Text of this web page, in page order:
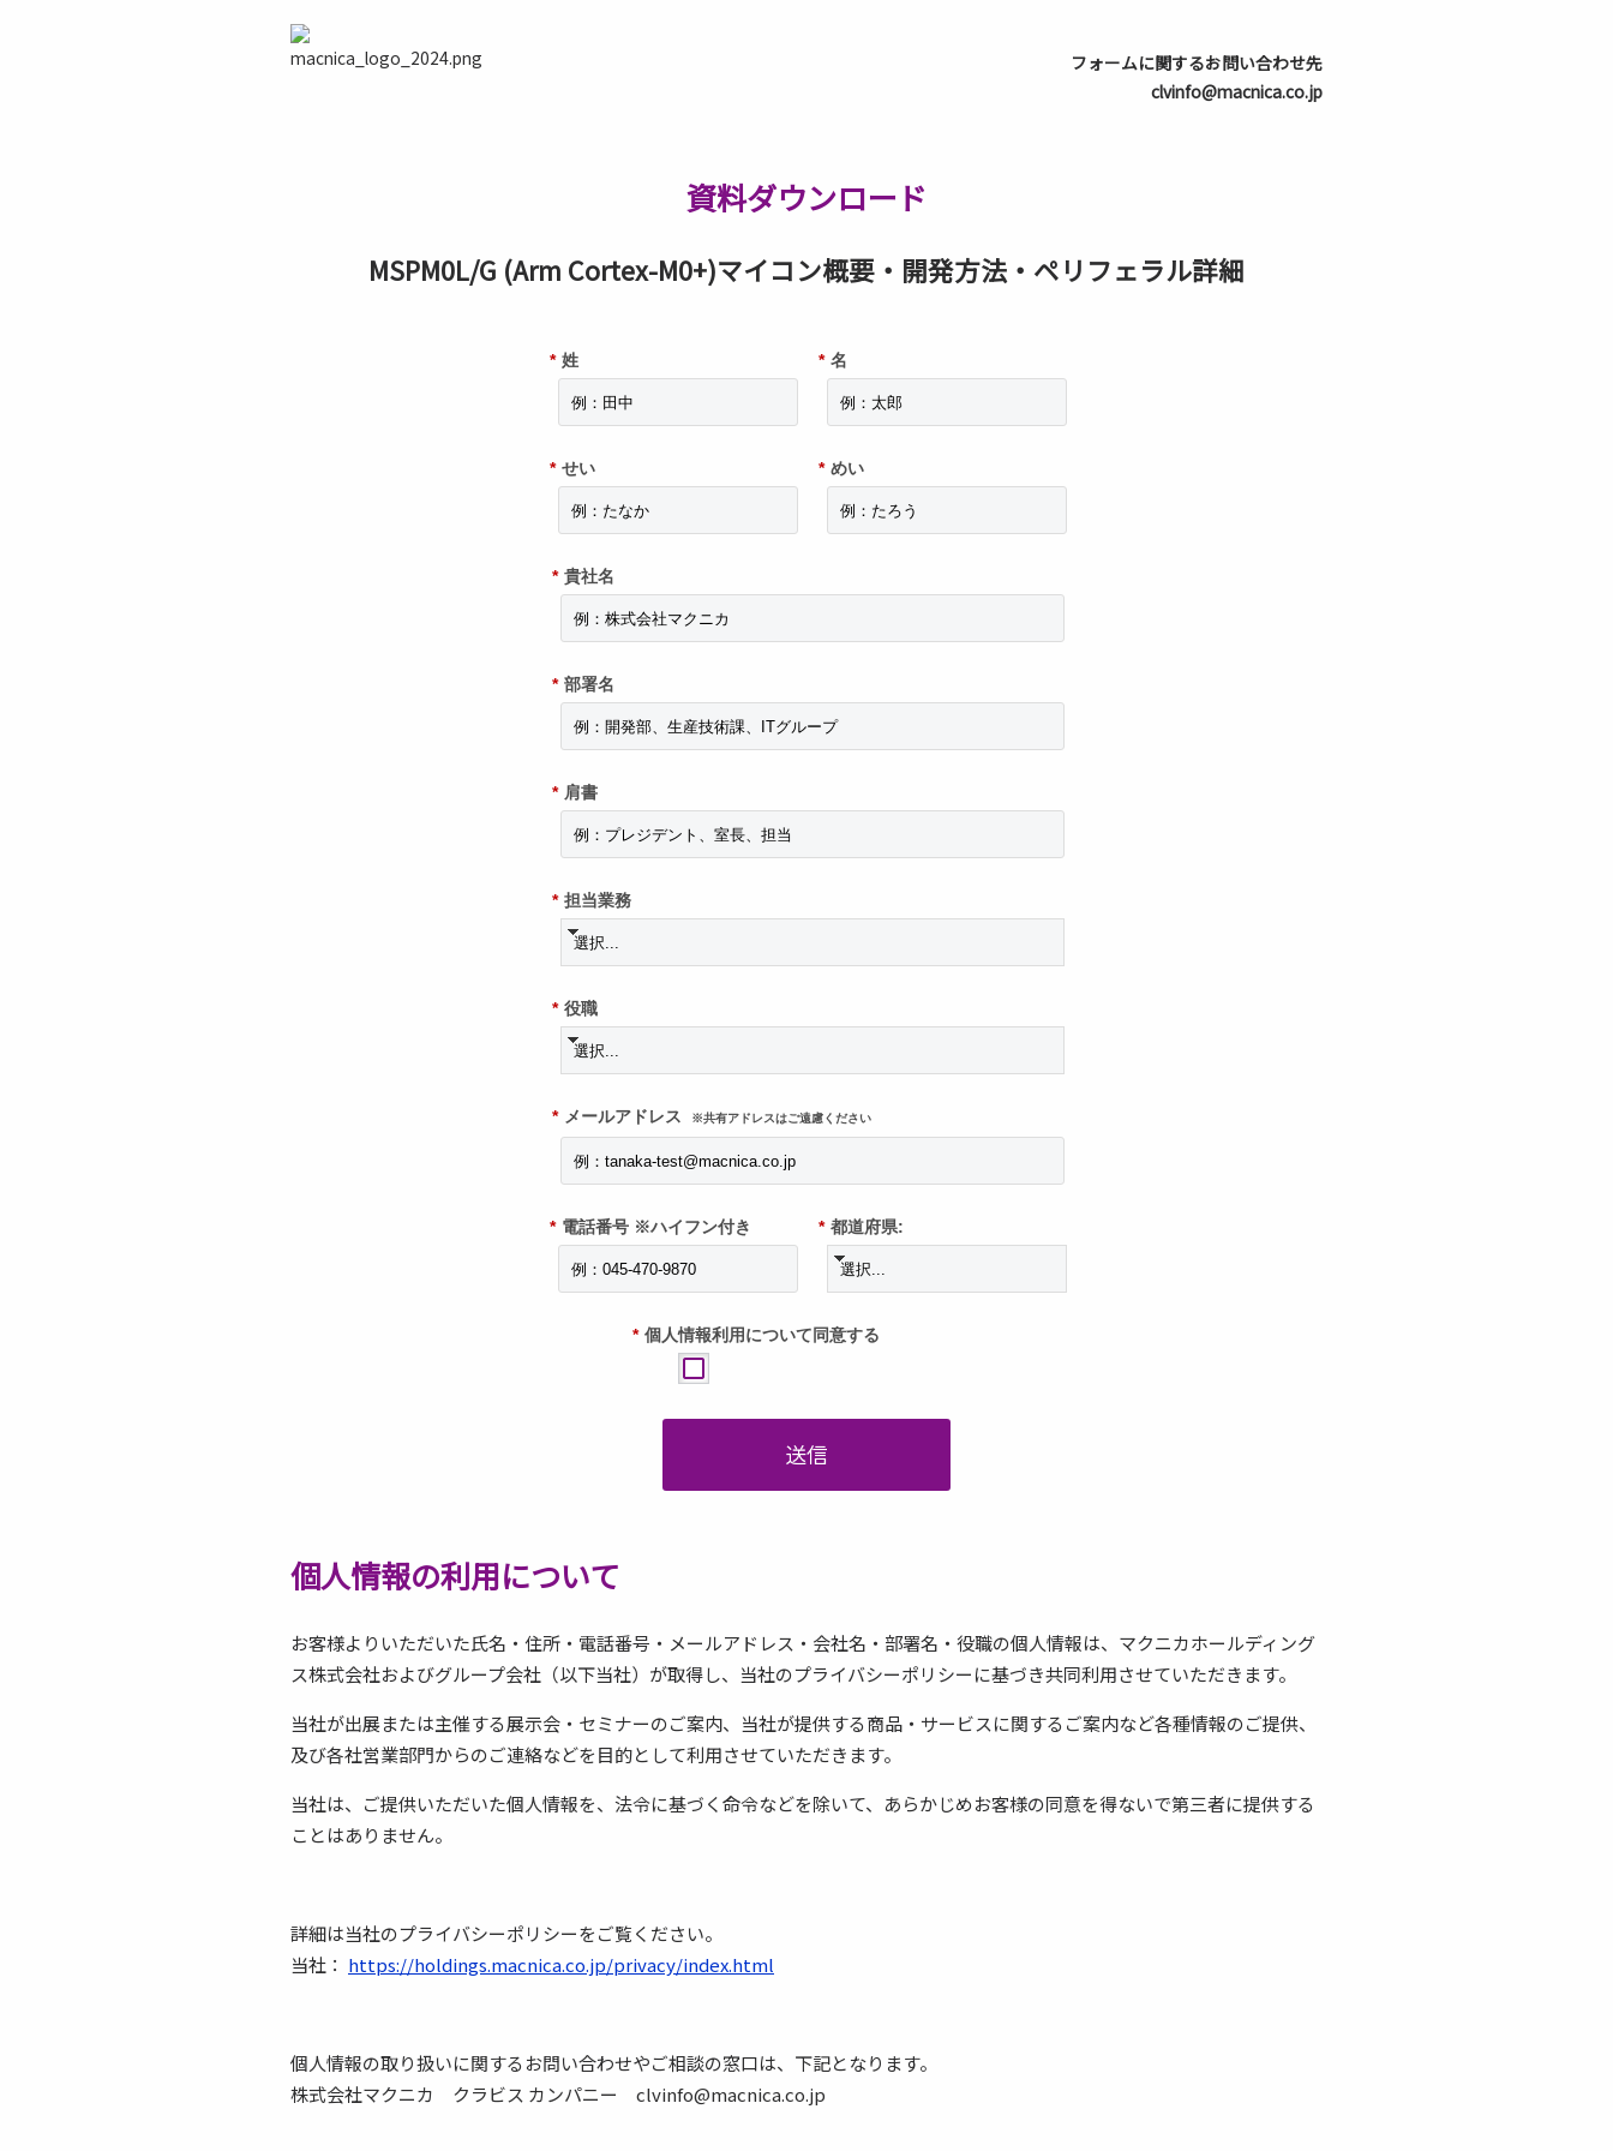
フォームに関するお問い合わせ先
clvinfo@macnica.co.jp
資料ダウンロード
MSPM0L/G (Arm Cortex-M0+)マイコン概要・開発方法・ペリフェラル詳細
* 姓 * 名
* せい * めい
* 貴社名
* 部署名
* 肩書
* 担当業務
* 役職
* メールアドレス ※共有アドレスはご遠慮ください
* 電話番号 ※ハイフン付き * 都道府県:
* 個人情報利用について同意する
送信
個人情報の利用について
お客様よりいただいた氏名・住所・電話番号・メールアドレス・会社名・部署名・役職の個人情報は、マクニカホールディング
ス株式会社およびグループ会社（以下当社）が取得し、当社のプライバシーポリシーに基づき共同利用させていただきます。
当社が出展または主催する展示会・セミナーのご案内、当社が提供する商品・サービスに関するご案内など各種情報のご提供、
及び各社営業部門からのご連絡などを目的として利用させていただきます。
当社は、ご提供いただいた個人情報を、法令に基づく命令などを除いて、あらかじめお客様の同意を得ないで第三者に提供する
ことはありません。
詳細は当社のプライバシーポリシーをご覧ください。
当社： https://holdings.macnica.co.jp/privacy/index.html
個人情報の取り扱いに関するお問い合わせやご相談の窓口は、下記となります。
株式会社マクニカ クラビス カンパニー clvinfo@macnica.co.jp